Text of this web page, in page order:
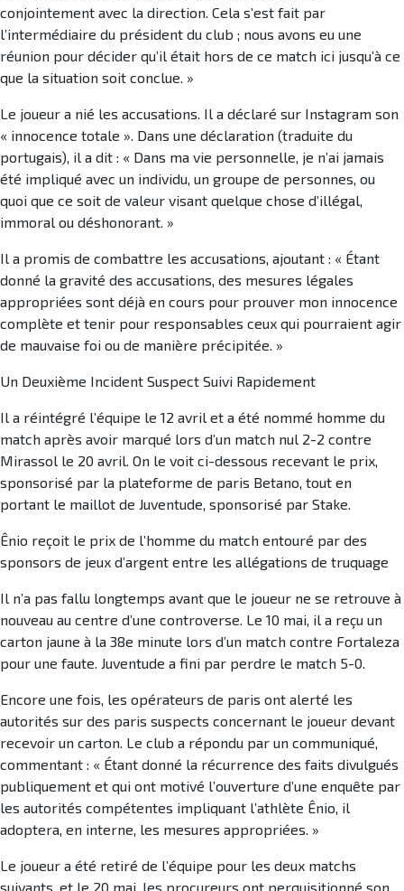
conjointement avec la direction. Cela s’est fait par
l’intermédiaire du président du club ; nous avons eu une
réunion pour décider qu’il était hors de ce match ici jusqu’à ce
que la situation soit conclue. »
Le joueur a nié les accusations. Il a déclaré sur Instagram son
« innocence totale ». Dans une déclaration (traduite du
portugais), il a dit : « Dans ma vie personnelle, je n’ai jamais
été impliqué avec un individu, un groupe de personnes, ou
quoi que ce soit de valeur visant quelque chose d’illégal,
immoral ou déshonorant. »
Il a promis de combattre les accusations, ajoutant : « Étant
donné la gravité des accusations, des mesures légales
appropriées sont déjà en cours pour prouver mon innocence
complète et tenir pour responsables ceux qui pourraient agir
de mauvaise foi ou de manière précipitée. »
Un Deuxième Incident Suspect Suivi Rapidement
Il a réintégré l’équipe le 12 avril et a été nommé homme du
match après avoir marqué lors d’un match nul 2-2 contre
Mirassol le 20 avril. On le voit ci-dessous recevant le prix,
sponsorisé par la plateforme de paris Betano, tout en
portant le maillot de Juventude, sponsorisé par Stake.
Ênio reçoit le prix de l’homme du match entouré par des
sponsors de jeux d’argent entre les allégations de truquage
Il n’a pas fallu longtemps avant que le joueur ne se retrouve à
nouveau au centre d’une controverse. Le 10 mai, il a reçu un
carton jaune à la 38e minute lors d’un match contre Fortaleza
pour une faute. Juventude a fini par perdre le match 5-0.
Encore une fois, les opérateurs de paris ont alerté les
autorités sur des paris suspects concernant le joueur devant
recevoir un carton. Le club a répondu par un communiqué,
commentant : « Étant donné la récurrence des faits divulgués
publiquement et qui ont motivé l’ouverture d’une enquête par
les autorités compétentes impliquant l’athlète Ênio, il
adoptera, en interne, les mesures appropriées. »
Le joueur a été retiré de l’équipe pour les deux matchs
suivants, et le 20 mai, les procureurs ont perquisitionné son